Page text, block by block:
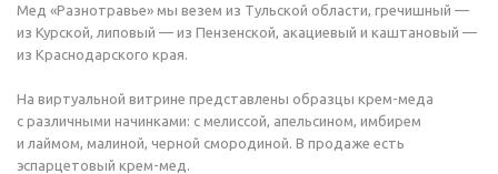
Мед «Разнотравье» мы везем из Тульской области, гречишный —
из Курской, липовый — из Пензенской, акациевый и каштановый —
из Краснодарского края.
На виртуальной витрине представлены образцы крем-меда
с различными начинками: с мелиссой, апельсином, имбирем
и лаймом, малиной, черной смородиной. В продаже есть
эспарцетовый крем-мед.